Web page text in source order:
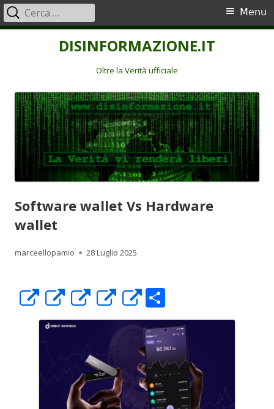
DISINFORMAZIONE.IT
Oltre la Verità ufficiale
Menu
principale
Menu
Ricerca
per:
Software wallet Vs Hardware
wallet
Autore
marceellopamio Pubblicato
28 Luglio 2025
Apre
in
una
nuova
finestra
Apre
in
una
nuova
finestra
Apre
in
una
nuova
finestra
Apre
in
una
nuova
finestra
Apre
in
una
nuova
finestra
o
n
di
vi
di